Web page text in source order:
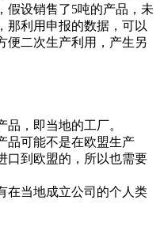
假设销售了5吨的产品，未
那利用申报的数据，可以
便二次生产利用，产生另
，即当地的工厂。
品可能不是在欧盟生产
口到欧盟的，所以也需要
在当地成立公司的个人类